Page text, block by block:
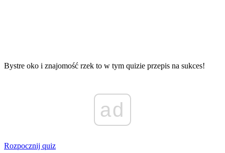
Bystre oko i znajomość rzek to w tym quizie przepis na sukces!
ad
Rozpocznij quiz